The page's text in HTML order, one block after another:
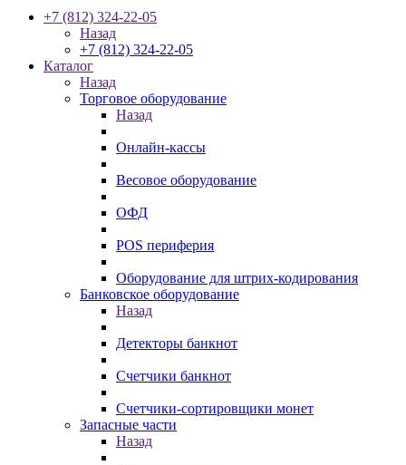
+7 (812) 324-22-05
Назад
+7 (812) 324-22-05
Каталог
Назад
Торговое оборудование
Назад
Онлайн-кассы
Весовое оборудование
ОФД
POS периферия
Оборудование для штрих-кодирования
Банковское оборудование
Назад
Детекторы банкнот
Счетчики банкнот
Счетчики-сортировщики монет
Запасные части
Назад